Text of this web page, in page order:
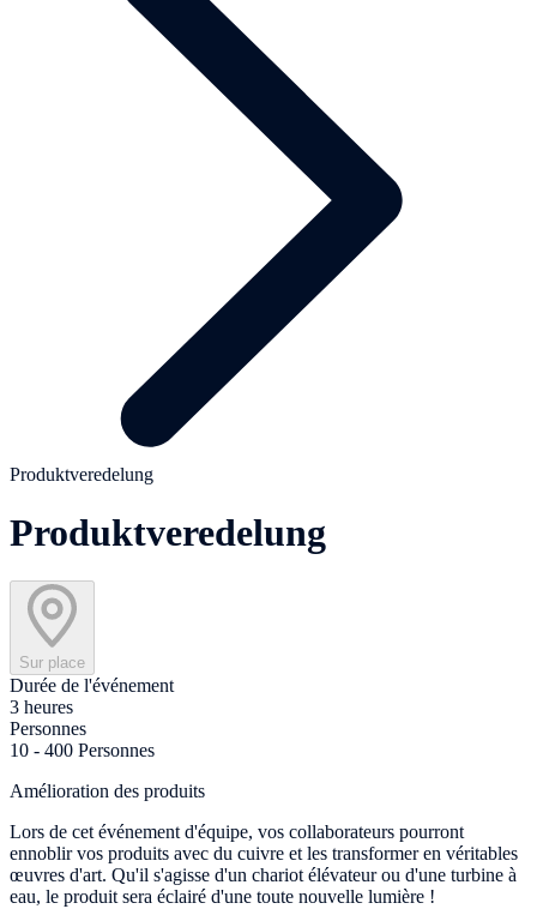
Produktveredelung
Produktveredelung
Sur place
Durée de l'événement
3 heures
Personnes
10 - 400 Personnes
Amélioration des produits
Lors de cet événement d'équipe, vos collaborateurs pourront
ennoblir vos produits avec du cuivre et les transformer en véritables
œuvres d'art. Qu'il s'agisse d'un chariot élévateur ou d'une turbine à
eau, le produit sera éclairé d'une toute nouvelle lumière !